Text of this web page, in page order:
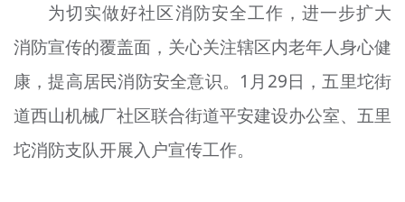
未成年人思想道德建设
榜样人物
+
身边好人
文明评论
为切实做好社区消防安全工作，进一步扩大
消防宣传的覆盖面，关心关注辖区内老年人身心健
康，提高居民消防安全意识。1月29日，五里坨街
道西山机械厂社区联合街道平安建设办公室、五里
坨消防支队开展入户宣传工作。